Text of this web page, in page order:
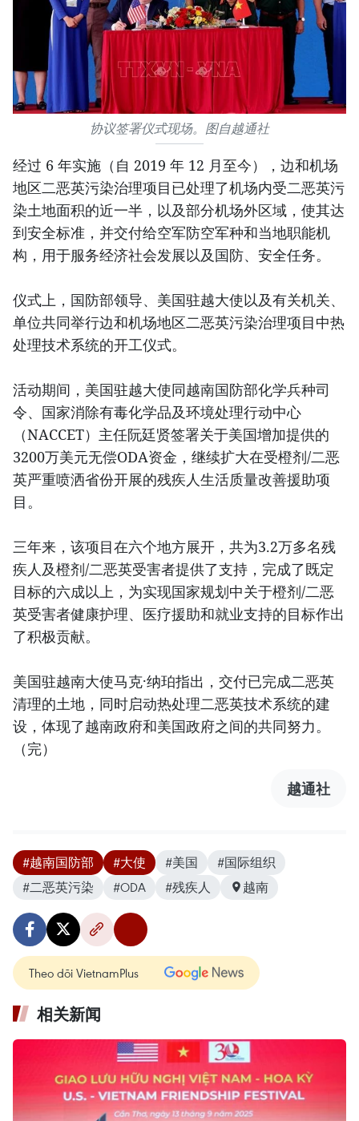
协议签署仪式现场。图自越通社
经过 6 年实施（自 2019 年 12 月至今），边和机场
地区二恶英污染治理项目已处理了机场内受二恶英污
染土地面积的近一半，以及部分机场外区域，使其达
到安全标准，并交付给空军防空军种和当地职能机
构，用于服务经济社会发展以及国防、安全任务。
仪式上，国防部领导、美国驻越大使以及有关机关、
单位共同举行边和机场地区二恶英污染治理项目中热
处理技术系统的开工仪式。
活动期间，美国驻越大使同越南国防部化学兵种司
令、国家消除有毒化学品及环境处理行动中心
（NACCET）主任阮廷贤签署关于美国增加提供的
3200万美元无偿ODA资金，继续扩大在受橙剂/二恶
英严重喷洒省份开展的残疾人生活质量改善援助项
目。
三年来，该项目在六个地方展开，共为3.2万多名残
疾人及橙剂/二恶英受害者提供了支持，完成了既定
目标的六成以上，为实现国家规划中关于橙剂/二恶
英受害者健康护理、医疗援助和就业支持的目标作出
了积极贡献。
美国驻越南大使马克·纳珀指出，交付已完成二恶英
清理的土地，同时启动热处理二恶英技术系统的建
设，体现了越南政府和美国政府之间的共同努力。
（完）
越通社
#越南国防部 #大使 #美国
#国际组织
#二恶英污染
#ODA #残疾人 越南
Theo dõi VietnamPlus
相关新闻